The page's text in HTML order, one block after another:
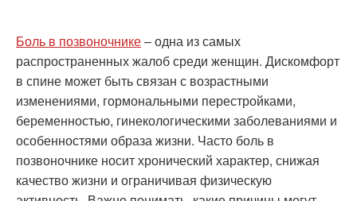
Боль в позвоночнике– одна из самых
распространенных жалоб среди женщин. Дискомфорт
в спине может быть связан с возрастными
изменениями, гормональными перестройками,
беременностью, гинекологическими заболеваниями и
особенностями образа жизни. Часто боль в
позвоночнике носит хронический характер, снижая
качество жизни и ограничивая физическую